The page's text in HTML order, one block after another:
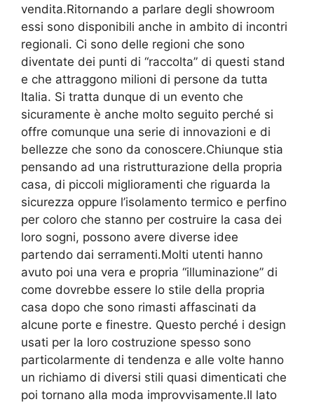
vendita.Ritornando a parlare degli showroom
essi sono disponibili anche in ambito di incontri
regionali. Ci sono delle regioni che sono
diventate dei punti di “raccolta” di questi stand
e che attraggono milioni di persone da tutta
Italia. Si tratta dunque di un evento che
sicuramente è anche molto seguito perché si
offre comunque una serie di innovazioni e di
bellezze che sono da conoscere.Chiunque stia
pensando ad una ristrutturazione della propria
casa, di piccoli miglioramenti che riguarda la
sicurezza oppure l’isolamento termico e perfino
per coloro che stanno per costruire la casa dei
loro sogni, possono avere diverse idee
partendo dai serramenti.Molti utenti hanno
avuto poi una vera e propria “illuminazione” di
come dovrebbe essere lo stile della propria
casa dopo che sono rimasti affascinati da
alcune porte e finestre. Questo perché i design
usati per la loro costruzione spesso sono
particolarmente di tendenza e alle volte hanno
un richiamo di diversi stili quasi dimenticati che
poi tornano alla moda improvvisamente.Il lato